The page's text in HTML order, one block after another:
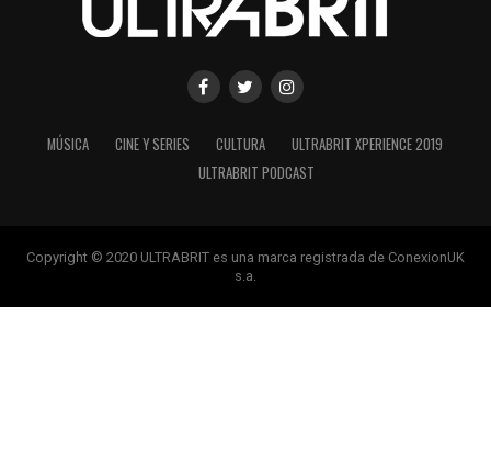
MÚSICA CINE Y SERIES CULTURA
ULTRABRIT XPERIENCE 2019
ULTRABRIT PODCAST
Copyright © 2020 ULTRABRIT es una marca registrada de ConexionUK
s.a.